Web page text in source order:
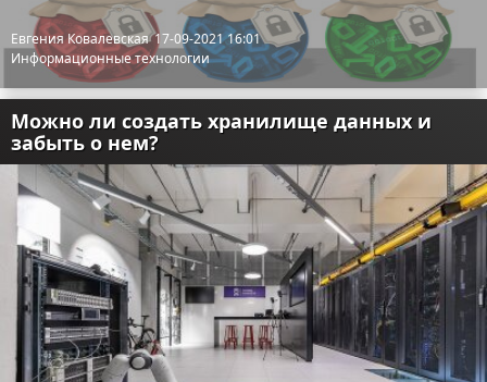
Евгения Ковалевская 17-09-2021 16:01
Информационные технологии
Можно ли создать хранилище данных и
забыть о нем?